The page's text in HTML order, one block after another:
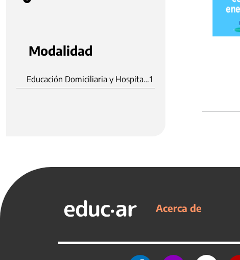
Modalidad
Educación Domiciliaria y Hospitalaria1
Acerca de